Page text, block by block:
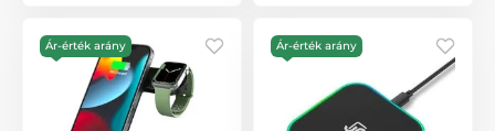
Ár-érték arány Ár-érték arány